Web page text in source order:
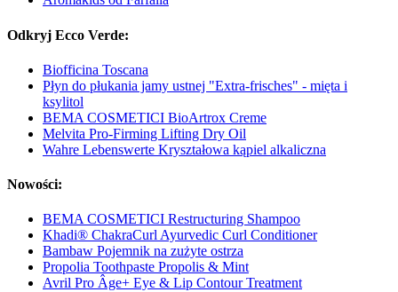
Odkryj Ecco Verde:
Biofficina Toscana
Płyn do płukania jamy ustnej "Extra-frisches" - mięta i
ksylitol
BEMA COSMETICI BioArtrox Creme
Melvita Pro-Firming Lifting Dry Oil
Wahre Lebenswerte Kryształowa kąpiel alkaliczna
Nowości:
BEMA COSMETICI Restructuring Shampoo
Khadi® ChakraCurl Ayurvedic Curl Conditioner
Bambaw Pojemnik na zużyte ostrza
Propolia Toothpaste Propolis & Mint
Avril Pro Âge+ Eye & Lip Contour Treatment